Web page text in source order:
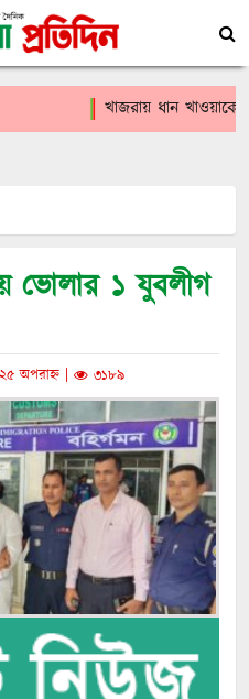
খাজরায় ধান খাওয়াকে
ভোলার ১ যুবলীগ
অপরাহ্ন | ৩১৮৯